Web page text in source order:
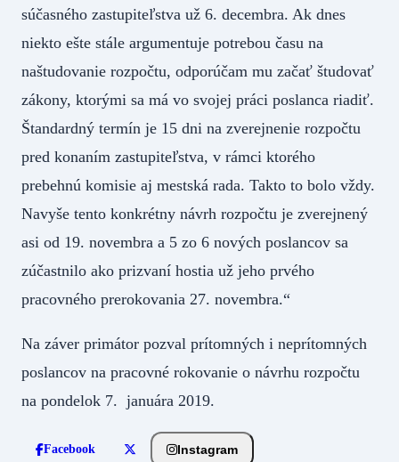
súčasného zastupiteľstva už 6. decembra. Ak dnes
niekto ešte stále argumentuje potrebou času na
naštudovanie rozpočtu, odporúčam mu začať študovať
zákony, ktorými sa má vo svojej práci poslanca riadiť.
Štandardný termín je 15 dni na zverejnenie rozpočtu
pred konaním zastupiteľstva, v rámci ktorého
prebehnú komisie aj mestská rada. Takto to bolo vždy.
Navyše tento konkrétny návrh rozpočtu je zverejnený
asi od 19. novembra a 5 zo 6 nových poslancov sa
zúčastnilo ako prizvaní hostia už jeho prvého
pracovného prerokovania 27. novembra.“
Na záver primátor pozval prítomných i neprítomných
poslancov na pracovné rokovanie o návrhu rozpočtu
na pondelok 7. januára 2019.
Facebook Instagram